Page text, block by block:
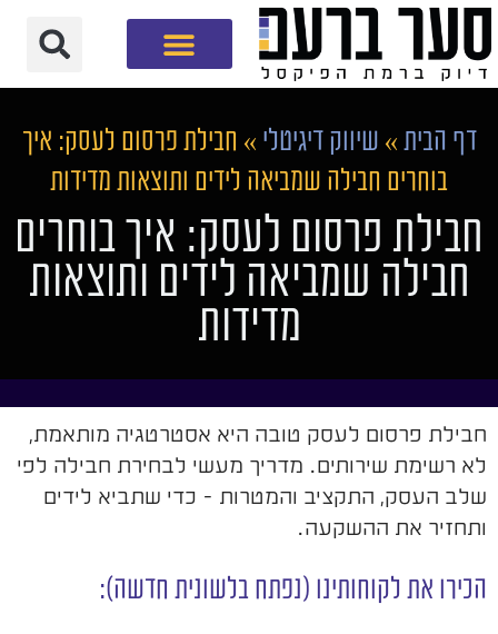
דף הבית » שיווק דיגיטלי » חבילת פרסום לעסק: איך
בוחרים חבילה שמביאה לידים ותוצאות מדידות
חבילת פרסום לעסק: איך בוחרים
חבילה שמביאה לידים ותוצאות
מדידות
חבילת פרסום לעסק טובה היא אסטרטגיה מותאמת,
לא רשימת שירותים. מדריך מעשי לבחירת חבילה לפי
שלב העסק, התקציב והמטרות - כדי שתביא לידים
ותחזיר את ההשקעה.
הכירו את לקוחותינו (נפתח בלשונית חדשה):